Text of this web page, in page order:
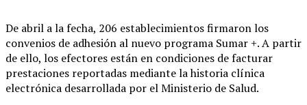
De abril a la fecha, 206 establecimientos firmaron los
convenios de adhesión al nuevo programa Sumar +. A partir
de ello, los efectores están en condiciones de facturar
prestaciones reportadas mediante la historia clínica
electrónica desarrollada por el Ministerio de Salud.